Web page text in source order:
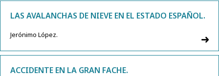
LAS AVALANCHAS DE NIEVE EN EL ESTADO ESPAÑOL.
Jerónimo López.
ACCIDENTE EN LA GRAN FACHE.